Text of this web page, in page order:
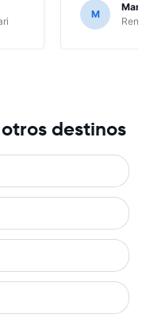
M
destinos